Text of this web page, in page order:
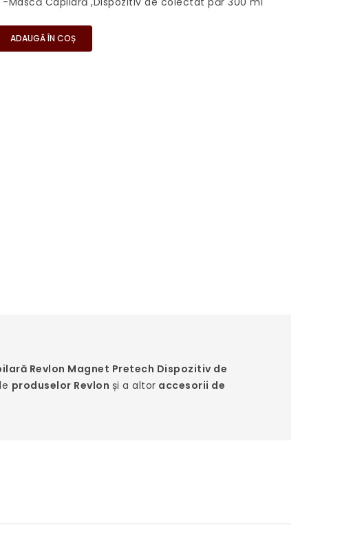
ADAUGĂ ÎN COȘ
Revlon Magnet Pretech Dispozitiv de
produselor Revlon și a altor accesorii de